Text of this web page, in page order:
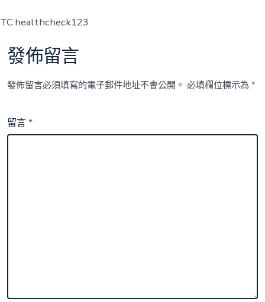
TC:healthcheck123
發佈留言
發佈留言必須填寫的電子郵件地址不會公開。 必填欄位標示為*
留言*